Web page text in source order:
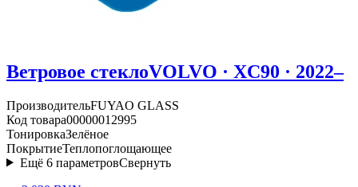
Ветровое стеклоVOLVO · XC90 · 2022–
ПроизводительFUYAO GLASS
Код товара00000012995
ТонировкаЗелёное
ПокрытиеТеплопоглощающее
Ещё 6 параметровСвернуть